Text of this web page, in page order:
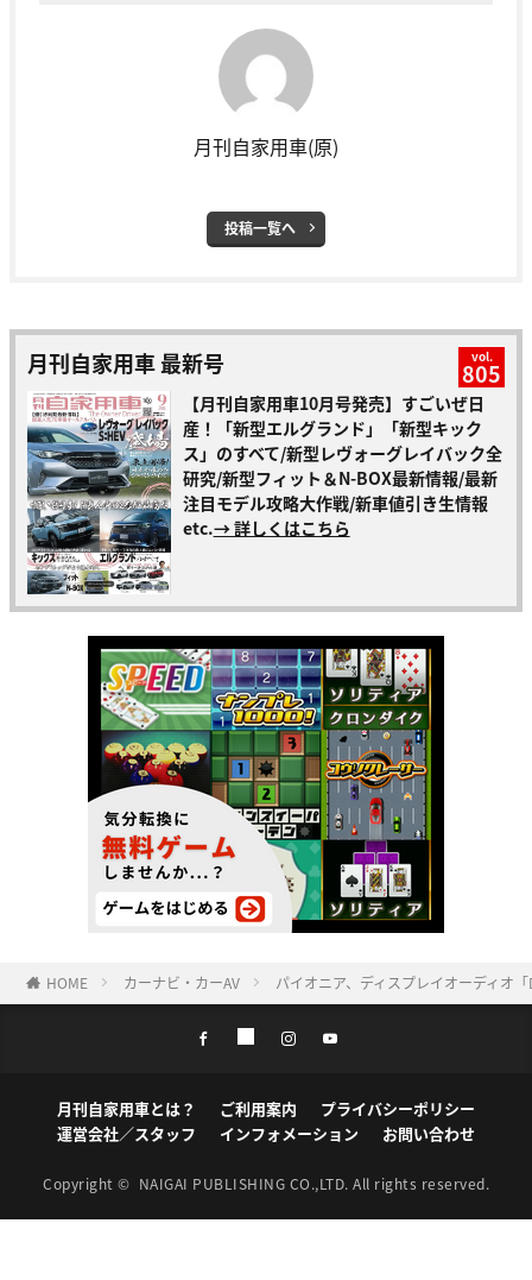
月刊自家用車(原)
投稿一覧へ
月刊自家用車 最新号 vol.
805
【月刊自家用車10月号発売】すごいぜ日
産！「新型エルグランド」「新型キック
ス」のすべて/新型レヴォーグレイバック全
研究/新型フィット＆N-BOX最新情報/最新
注目モデル攻略大作戦/新車値引き生情報
etc.→ 詳しくはこちら
HOME カーナビ・カーAV パイオニア、ディスプレイオーディオ
月刊自家用車とは？ ご利用案内
プライバシーポリシー
運営会社／スタッフ
インフォメーション お問い合わせ
Copyright © NAIGAI PUBLISHING CO.,LTD. All rights reserved.